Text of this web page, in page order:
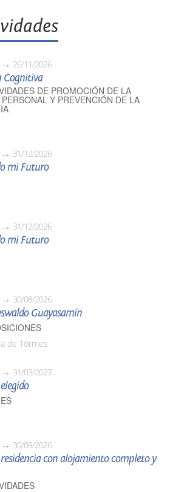
26/11/2026
Cognitiva
DE PROMOCIÓN DE LA
Y PREVENCIÓN DE LA
31/12/2026
mi Futuro
31/12/2026
mi Futuro
30/08/2026
Guayasamín
de Tormes
31/03/2027
30/09/2026
residencia con alojamiento completo y